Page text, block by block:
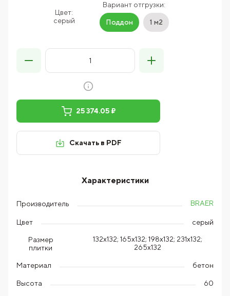
Цвет:
серый
Вариант отгрузки:
Поддон 1 м2
25 374.05 ₽
Скачать в PDF
Характеристики
Производитель BRAER
Цвет серый
Размер
плитки
132х132; 165х132; 198х132; 231х132;
265x132
Материал бетон
Высота 60